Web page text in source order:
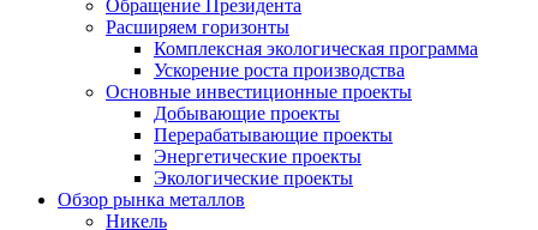
Обращение Президента
Расширяем горизонты
Комплексная экологическая программа
Ускорение роста производства
Основные инвестиционные проекты
Добывающие проекты
Перерабатывающие проекты
Энергетические проекты
Экологические проекты
Обзор рынка металлов
Никель